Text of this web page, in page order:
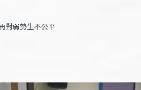
對弱勢生不公平